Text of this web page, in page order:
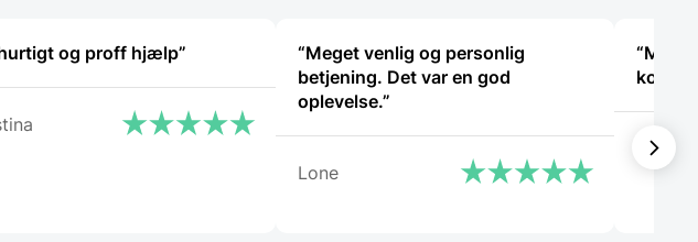
og proff hjælp”
“Meget venlig og personlig
betjening. Det var en god
oplevelse.”
Lone
Kirsten